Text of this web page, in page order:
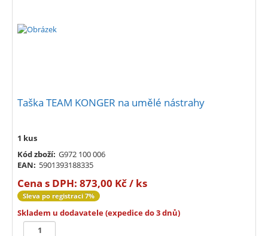
Taška TEAM KONGER na umělé nástrahy
1 kus
Kód zboží: G972 100 006
EAN: 5901393188335
Cena s DPH: 873,00 Kč / ks
Sleva po registraci 7%
Skladem u dodavatele (expedice do 3 dnů)